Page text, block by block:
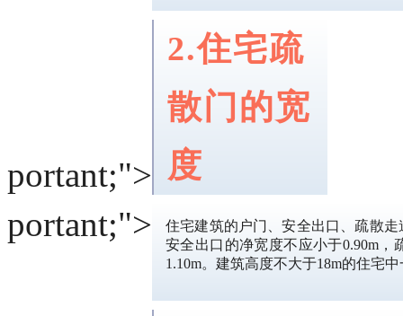
portant;">
2.住宅疏
散门的宽
度
portant;">
住宅建筑的户门、安全出口、疏散
安全出口的净宽度不应小于0.90m
1.10m。建筑高度不大于18m的住宅